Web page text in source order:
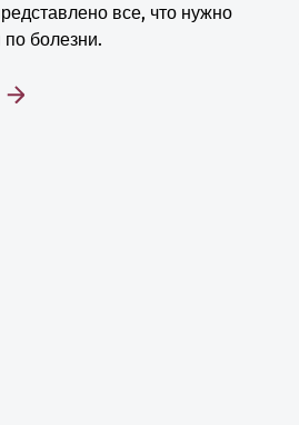
все, что нужно
по болезни.